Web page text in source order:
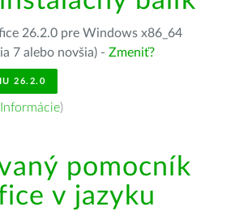
26.2.0 pre Windows x86_64
7 alebo novšia) - Zmeniť?
26.2.0
Informácie)
pomocník
v jazyku